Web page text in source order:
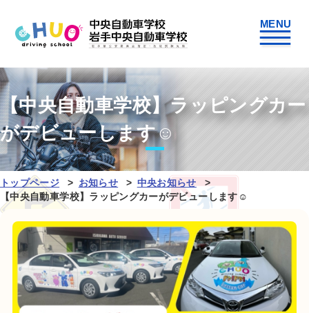
【中央自動車学校】ラッピングカー
がデビューします☺
トップページ お知らせ
中央お知らせ
【中央自動車学校】ラッピングカーがデビューします☺